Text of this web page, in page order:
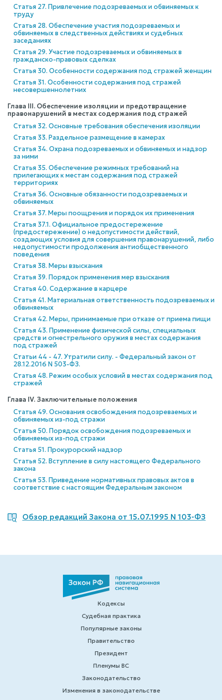
Статья 27. Привлечение подозреваемых и обвиняемых к
труду
Статья 28. Обеспечение участия подозреваемых и
обвиняемых в следственных действиях и судебных
заседаниях
Статья 29. Участие подозреваемых и обвиняемых в
гражданско-правовых сделках
Статья 30. Особенности содержания под стражей женщин
Статья 31. Особенности содержания под стражей
несовершеннолетних
Глава III. Обеспечение изоляции и предотвращение
правонарушений в местах содержания под стражей
Статья 32. Основные требования обеспечения изоляции
Статья 33. Раздельное размещение в камерах
Статья 34. Охрана подозреваемых и обвиняемых и надзор
за ними
Статья 35. Обеспечение режимных требований на
прилегающих к местам содержания под стражей
территориях
Статья 36. Основные обязанности подозреваемых и
обвиняемых
Статья 37. Меры поощрения и порядок их применения
Статья 37.1. Официальное предостережение
(предостережение) о недопустимости действий,
создающих условия для совершения правонарушений, либо
недопустимости продолжения антиобщественного
поведения
Статья 38. Меры взыскания
Статья 39. Порядок применения мер взыскания
Статья 40. Содержание в карцере
Статья 41. Материальная ответственность подозреваемых и
обвиняемых
Статья 42. Меры, принимаемые при отказе от приема пищи
Статья 43. Применение физической силы, специальных
средств и огнестрельного оружия в местах содержания
под стражей
Статьи 44 - 47. Утратили силу. - Федеральный закон от
28.12.2016 N 503-ФЗ.
Статья 48. Режим особых условий в местах содержания под
стражей
Глава IV. Заключительные положения
Статья 49. Основания освобождения подозреваемых и
обвиняемых из-под стражи
Статья 50. Порядок освобождения подозреваемых и
обвиняемых из-под стражи
Статья 51. Прокурорский надзор
Статья 52. Вступление в силу настоящего Федерального
закона
Статья 53. Приведение нормативных правовых актов в
соответствие с настоящим Федеральным законом
Обзор редакций Закона от 15.07.1995 N 103-ФЗ
Кодексы
Судебная практика
Популярные законы
Правительство
Президент
Пленумы ВС
Законодательство
Изменения в законодательстве